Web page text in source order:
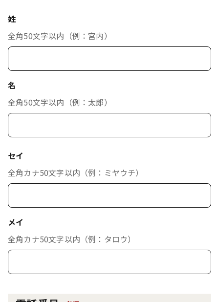
姓
全角50文字以内（例：宮内）
名
全角50文字以内（例：太郎）
セイ
全角カナ50文字以内（例：ミヤウチ）
メイ
全角カナ50文字以内（例：タロウ）